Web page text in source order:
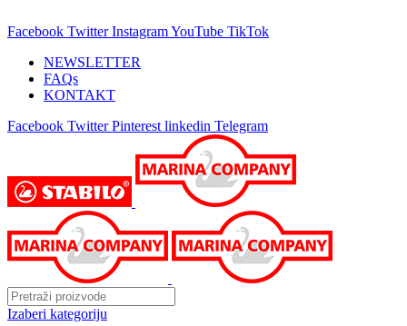
Facebook Twitter InstagramYouTube TikTok
NEWSLETTER
FAQs
KONTAKT
Facebook Twitter Pinterest linkedin Telegram
Izaberi kategoriju